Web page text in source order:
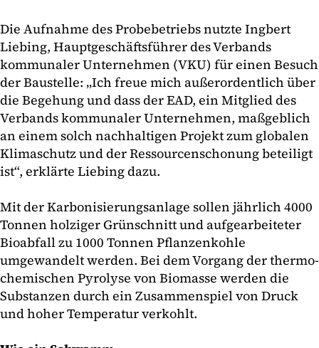
Die Aufnahme des Probebetriebs nutzte Ingbert
Liebing, Hauptgeschäftsführer des Verbands
kommunaler Unternehmen (VKU) für einen Besuch
der Baustelle: „Ich freue mich außerordentlich über
die Begehung und dass der EAD, ein Mitglied des
Verbands kommunaler Unternehmen, maßgeblich
an einem solch nachhaltigen Projekt zum globalen
Klimaschutz und der Ressourcenschonung beteiligt
ist“, erklärte Liebing dazu.
Mit der Karbonisierungsanlage sollen jährlich 4000
Tonnen holziger Grünschnitt und aufgearbeiteter
Bioabfall zu 1000 Tonnen Pflanzenkohle
umgewandelt werden. Bei dem Vorgang der thermo-
chemischen Pyrolyse von Biomasse werden die
Substanzen durch ein Zusammenspiel von Druck
und hoher Temperatur verkohlt.